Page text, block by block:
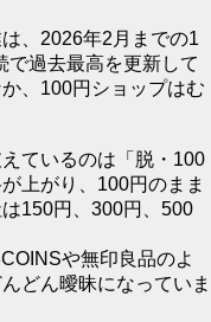
、2026年2月までの1
で過去最高を更新して
、100円ショップはむ
ているのは「脱・100
上がり、100円のまま
150円、300円、500
や無印良品のよ
どん曖昧になっていま